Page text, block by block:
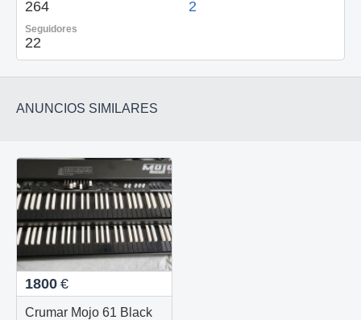
264 2
Seguidores
22
ANUNCIOS SIMILARES
1800 €
Crumar Mojo 61 Black